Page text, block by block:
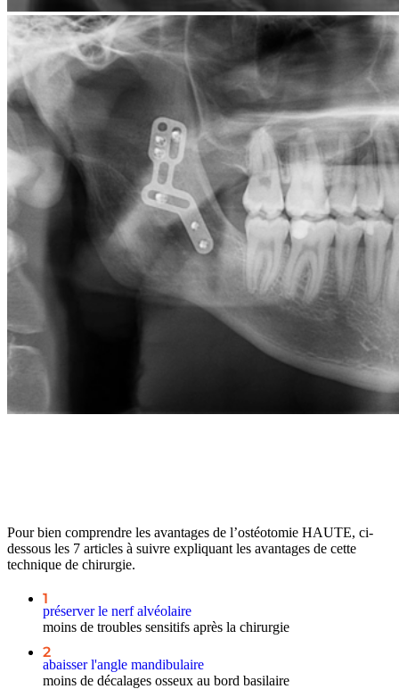
Pour bien comprendre les avantages de l’ostéotomie HAUTE, ci-
dessous les 7 articles à suivre expliquant les avantages de cette
technique de chirurgie.
1
préserver le nerf alvéolaire
moins de troubles sensitifs après la chirurgie
2
abaisser l'angle mandibulaire
moins de décalages osseux au bord basilaire